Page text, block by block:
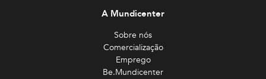
A Mundicenter
Sobre nós
Comercialização
Emprego
Be.Mundicenter